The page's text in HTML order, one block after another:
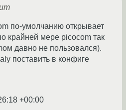
по-умолчанию открывает
крайней мере picocom так
давно не пользовался).
поставить в конфиге
+00:00